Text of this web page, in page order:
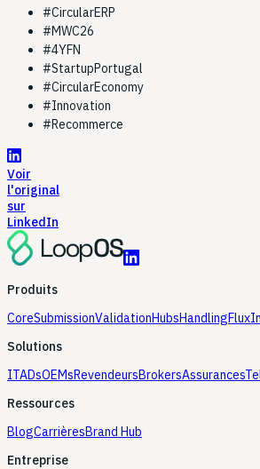
#CircularERP
#MWC26
#4YFN
#StartupPortugal
#CircularEconomy
#Innovation
#Recommerce
Voir
l'original
sur
LinkedIn
Produits
CoreSubmissionValidationHubsHandlingFlux
Solutions
ITADsOEMsRevendeursBrokersAssurances
Ressources
BlogCarrièresBrand Hub
Entreprise